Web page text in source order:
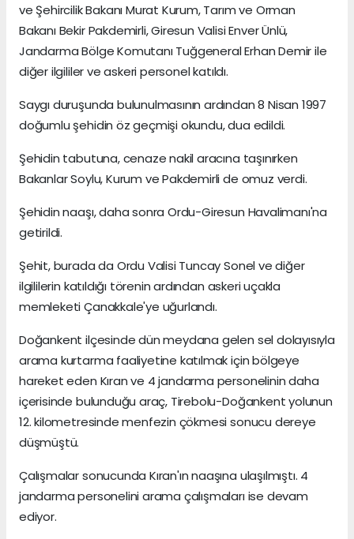
ve Şehircilik Bakanı Murat Kurum, Tarım ve Orman
Bakanı Bekir Pakdemirli, Giresun Valisi Enver Ünlü,
Jandarma Bölge Komutanı Tuğgeneral Erhan Demir ile
diğer ilgililer ve askeri personel katıldı.
Saygı duruşunda bulunulmasının ardından 8 Nisan 1997
doğumlu şehidin öz geçmişi okundu, dua edildi.
Şehidin tabutuna, cenaze nakil aracına taşınırken
Bakanlar Soylu, Kurum ve Pakdemirli de omuz verdi.
Şehidin naaşı, daha sonra Ordu-Giresun Havalimanı'na
getirildi.
Şehit, burada da Ordu Valisi Tuncay Sonel ve diğer
ilgililerin katıldığı törenin ardından askeri uçakla
memleketi Çanakkale'ye uğurlandı.
Doğankent ilçesinde dün meydana gelen sel dolayısıyla
arama kurtarma faaliyetine katılmak için bölgeye
hareket eden Kıran ve 4 jandarma personelinin daha
içerisinde bulunduğu araç, Tirebolu-Doğankent yolunun
12. kilometresinde menfezin çökmesi sonucu dereye
düşmüştü.
Çalışmalar sonucunda Kıran'ın naaşına ulaşılmıştı. 4
jandarma personelini arama çalışmaları ise devam
ediyor.